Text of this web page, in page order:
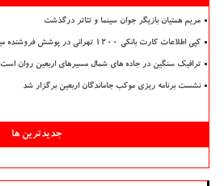
مریم همتیان بازیگر جوان سینما و تئاتر درگذشت
کپی اطلاعات کارت بانکی ۱۲۰۰ تهرانی در پوشش فروشنده میوه
ترافیک سنگین در جاده های شمال مسیرهای اربعین روان است
نشست برنامه ریزی موکب جاماندگان اربعین برگزار شد
جدیدترین ها